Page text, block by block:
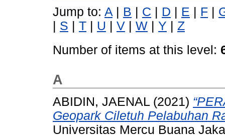
Jump to: A B C D E F
S T U V W Y
Z
Number of items at this level:
A
ABIDIN, JAENAL (2021)
Geopark Ciletuh Pelabuhan
Universitas Mercu Buana